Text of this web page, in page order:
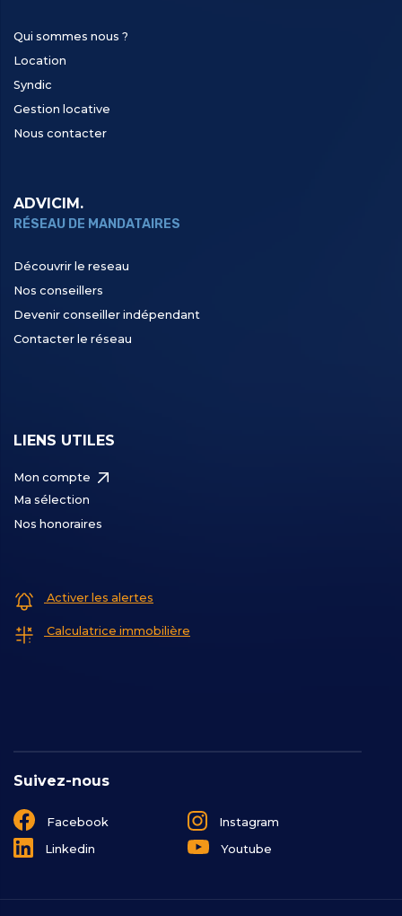
Qui sommes nous ?
Location
Syndic
Gestion locative
Nous contacter
ADVICIM.
RÉSEAU DE MANDATAIRES
Découvrir le reseau
Nos conseillers
Devenir conseiller indépendant
Contacter le réseau
Suivez-nous
Facebook
Instagram
Linkedin
Youtube
LIENS UTILES
Mon compte
Ma sélection
Nos honoraires
Activer les alertes
Calculatrice immobilière